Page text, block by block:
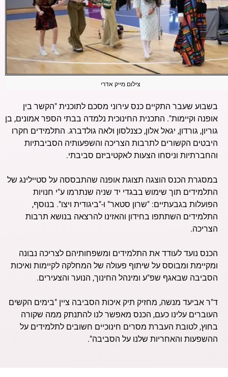
צילום מייק אדרי
בשבוע שעבר התקיים כנס עירוני מסכם לתוכנית "הקשר בין
אופנה וקיימות". התכנית החינוכית נלמדה בבתי הספר אמונים, בן
גוריון, גורדון, יגאל אלון, כצנלסון ולאה גולדברג. התלמידים חקרו
היבטים הקשורים לתרבות הצריכה והשפעותיה הסביבתיות
והחברתיות וניסחו הצעות לאקטיביזם סביבתי.
במסגרת הכנס הוצגה תצוגת אופנה שהתבססה על סטיילינג של
התלמידים תוך שימוש בבגדי יד שניה שנתרמו ע"י חנויות
הפועלות בגבעתיים: "שרון סטאר" ו-"ביגודית ויצו". בנוסף,
התלמידים השתתפו בחידון והאזינו להרצאה בנושא תרבות
הצריכה.
הכנס נועד לעודד את התלמידים ומשפחותיהם לצריכה נבונה
ומקיימת ומבוסס על שיתוף פעולה של המחלקה לקיימות ואיכות
הסביבה שבאגף שפ"ע ומינהל החינוך, הנוער והצעירים.
ד"ר אביעד מנשה, מחזיק תיק איכות הסביבה ציין "בימים הקשים
העוברים עלינו כעם, הכנס מאפשר לנו להתנתק ממה שקורה
בחוץ, לטובת העברת מסרים חינוכיים חשובים לתלמידים על
ההשפעות והאחריות שלנו על הסביבה".